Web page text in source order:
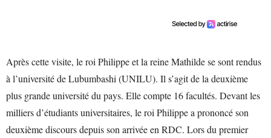
Après cette visite, le roi Philippe et la reine Mathilde se sont rendus
à l’université de Lubumbashi (UNILU). Il s’agit de la deuxième
plus grande université du pays. Elle compte 16 facultés. Devant les
milliers d’étudiants universitaires, le roi Philippe a prononcé son
deuxième discours depuis son arrivée en RDC. Lors du premier